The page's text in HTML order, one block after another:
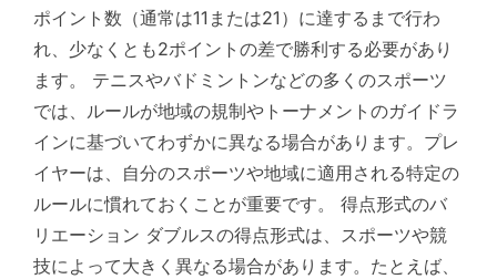
ポイント数（通常は11または21）に達するまで行わ
れ、少なくとも2ポイントの差で勝利する必要があり
ます。 テニスやバドミントンなどの多くのスポーツ
では、ルールが地域の規制やトーナメントのガイドラ
インに基づいてわずかに異なる場合があります。プレ
イヤーは、自分のスポーツや地域に適用される特定の
ルールに慣れておくことが重要です。 得点形式のバ
リエーション ダブルスの得点形式は、スポーツや競
技によって大きく異なる場合があります。たとえば、